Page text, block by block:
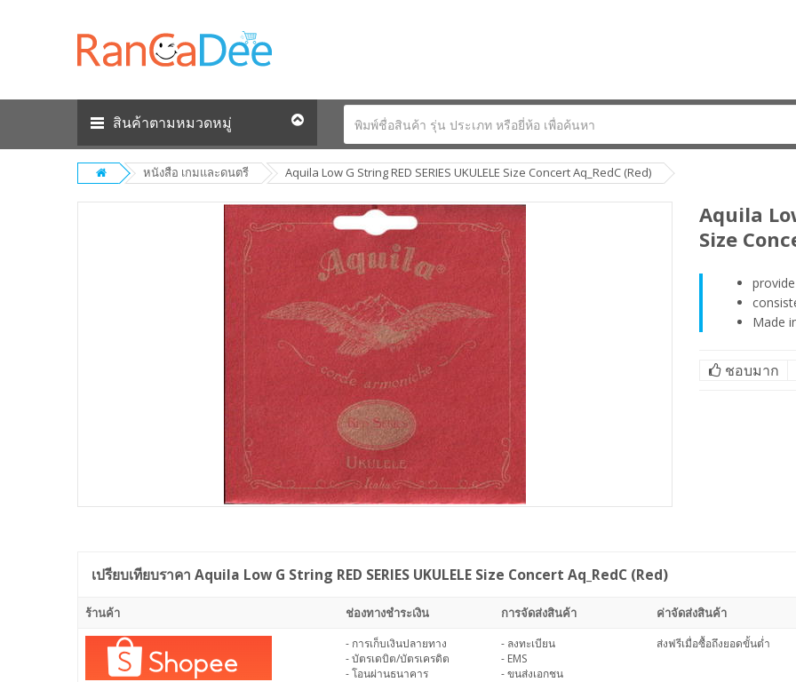
สินค้าตามหมวดหมู่
หนังสือ เกมและดนตรี Aquila Low G String RED SERIES UKULELE Size Concert Aq_RedC (Red)
Aquila
Size
Made
ชอบมาก
เปรียบเทียบราคา Aquila Low G String RED SERIES UKULELE Size Concert Aq_RedC (Red)
ร้านค้า ช่องทางชำระเงิน การจัดส่งสินค้า ค่าจัดส่งสินค้า
- การเก็บเงินปลายทาง
- บัตรเดบิต/บัตรเครดิต
- โอนผ่านธนาคาร
- ลงทะเบียน
- EMS
- ขนส่งเอกชน
ส่งฟรีเมื่อซื้อถึงยอดขั้นต่ำ